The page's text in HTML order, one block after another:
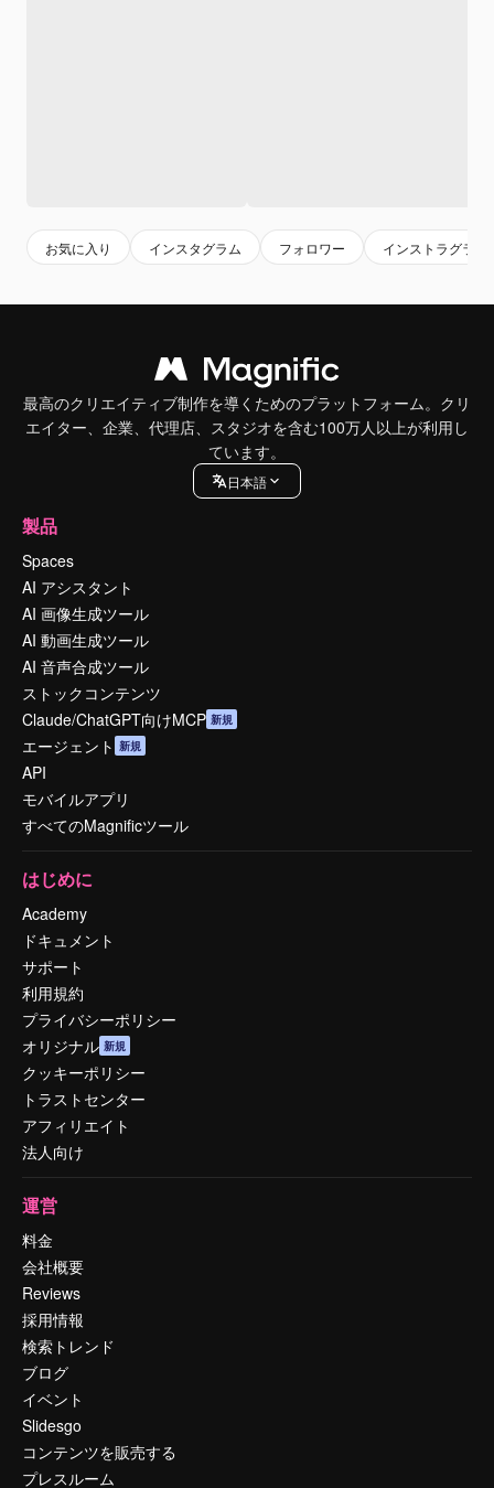
お気に入り インスタグラム フォロワー インストラグラム
最高のクリエイティブ制作を導くためのプラットフォーム。クリ
エイター、企業、代理店、スタジオを含む100万人以上が利用し
ています。
日本語
製品
Spaces
AI アシスタント
AI 画像生成ツール
AI 動画生成ツール
AI 音声合成ツール
ストックコンテンツ
Claude/ChatGPT向けMCP 新規
エージェント 新規
API
モバイルアプリ
すべてのMagnificツール
はじめに
Academy
ドキュメント
サポート
利用規約
プライバシーポリシー
オリジナル 新規
クッキーポリシー
トラストセンター
アフィリエイト
法人向け
運営
料金
会社概要
Reviews
採用情報
検索トレンド
ブログ
イベント
Slidesgo
コンテンツを販売する
プレスルーム